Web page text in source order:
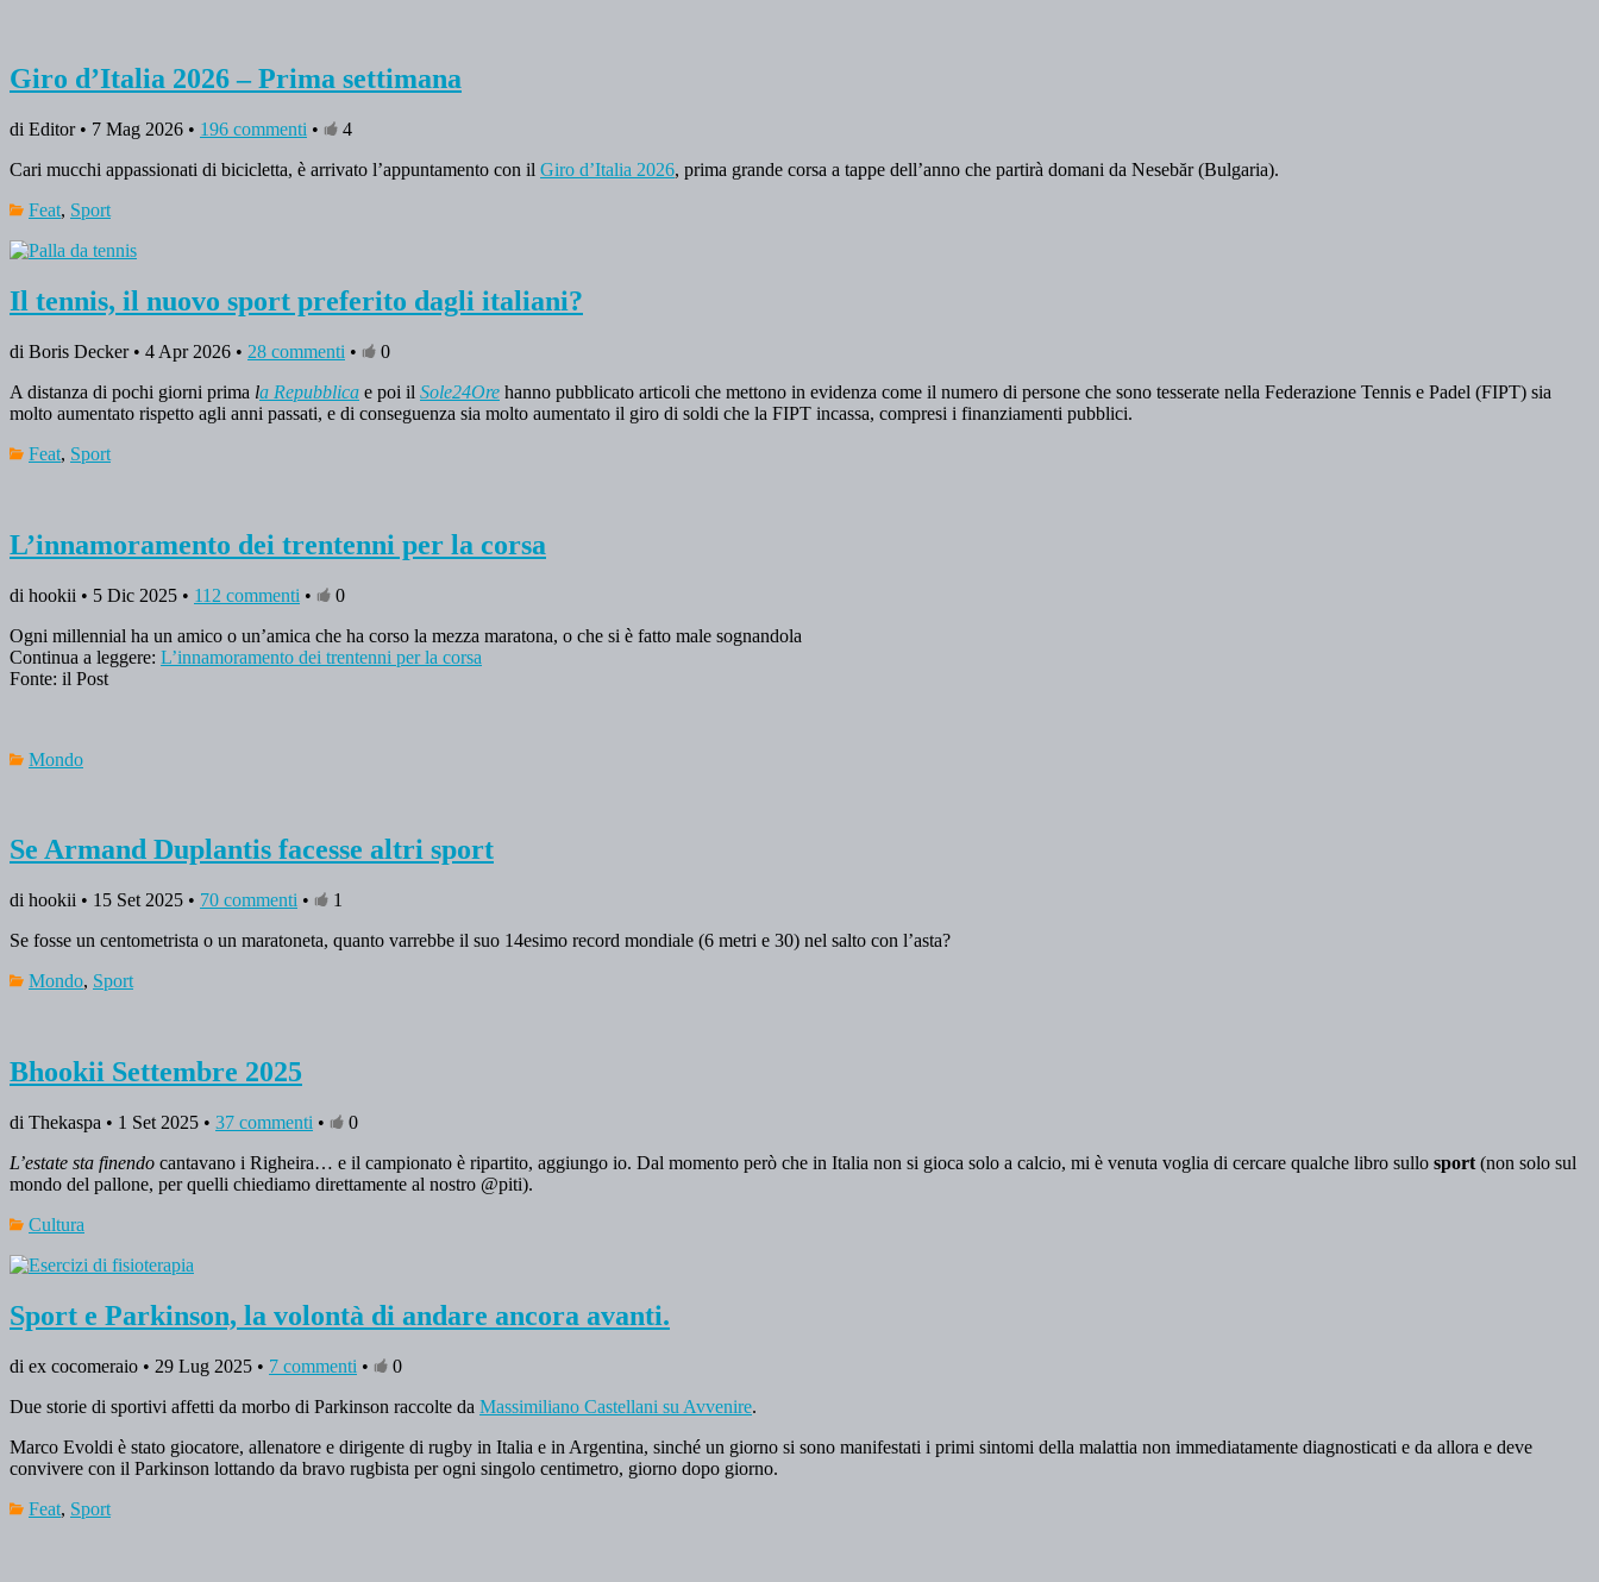
Giro d’Italia 2026 – Prima settimana
di Editor • 7 Mag 2026 • 196 commenti •
4
Cari mucchi appassionati di bicicletta, è arrivato l’appuntamento con il Giro d’Italia 2026, prima grande corsa a tappe dell’anno che partirà domani da Nesebăr (Bulgaria).
Feat, Sport
Il tennis, il nuovo sport preferito dagli italiani?
di Boris Decker • 4 Apr 2026 • 28 commenti •
0
A distanza di pochi giorni prima la Repubblica e poi il Sole24Ore hanno pubblicato articoli che mettono in evidenza come il numero di persone che sono tesserate nella Federazione Tennis e Padel (FIPT) sia
molto aumentato rispetto agli anni passati, e di conseguenza sia molto aumentato il giro di soldi che la FIPT incassa, compresi i finanziamenti pubblici.
Feat, Sport
L’innamoramento dei trentenni per la corsa
di hookii • 5 Dic 2025 • 112 commenti •
0
Ogni millennial ha un amico o un’amica che ha corso la mezza maratona, o che si è fatto male sognandola
Continua a leggere: L’innamoramento dei trentenni per la corsa
Fonte: il Post
Mondo
Se Armand Duplantis facesse altri sport
di hookii • 15 Set 2025 • 70 commenti •
1
Se fosse un centometrista o un maratoneta, quanto varrebbe il suo 14esimo record mondiale (6 metri e 30) nel salto con l’asta?
Mondo, Sport
Bhookii Settembre 2025
di Thekaspa • 1 Set 2025 • 37 commenti •
0
L’estate sta finendo cantavano i Righeira… e il campionato è ripartito, aggiungo io. Dal momento però che in Italia non si gioca solo a calcio, mi è venuta voglia di cercare qualche libro sullo sport (non solo sul
mondo del pallone, per quelli chiediamo direttamente al nostro @piti).
Cultura
Sport e Parkinson, la volontà di andare ancora avanti.
di ex cocomeraio • 29 Lug 2025 • 7 commenti •
0
Due storie di sportivi affetti da morbo di Parkinson raccolte da Massimiliano Castellani su Avvenire.
Marco Evoldi è stato giocatore, allenatore e dirigente di rugby in Italia e in Argentina, sinché un giorno si sono manifestati i primi sintomi della malattia non immediatamente diagnosticati e da allora e deve
convivere con il Parkinson lottando da bravo rugbista per ogni singolo centimetro, giorno dopo giorno.
Feat, Sport